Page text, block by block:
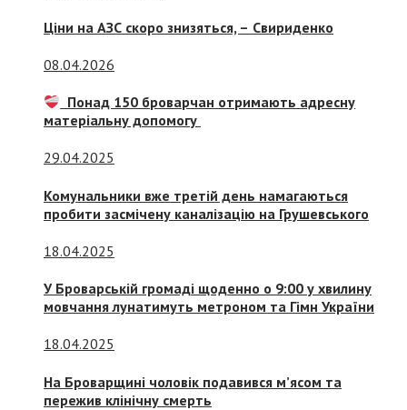
Ціни на АЗС скоро знизяться, – Свириденко
08.04.2026
Понад 150 броварчан отримають адресну
матеріальну допомогу
29.04.2025
Комунальники вже третій день намагаються
пробити засмічену каналізацію на Грушевського
18.04.2025
У Броварській громаді щоденно о 9:00 у хвилину
мовчання лунатимуть метроном та Гімн України
18.04.2025
На Броварщині чоловік подавився м’ясом та
пережив клінічну смерть